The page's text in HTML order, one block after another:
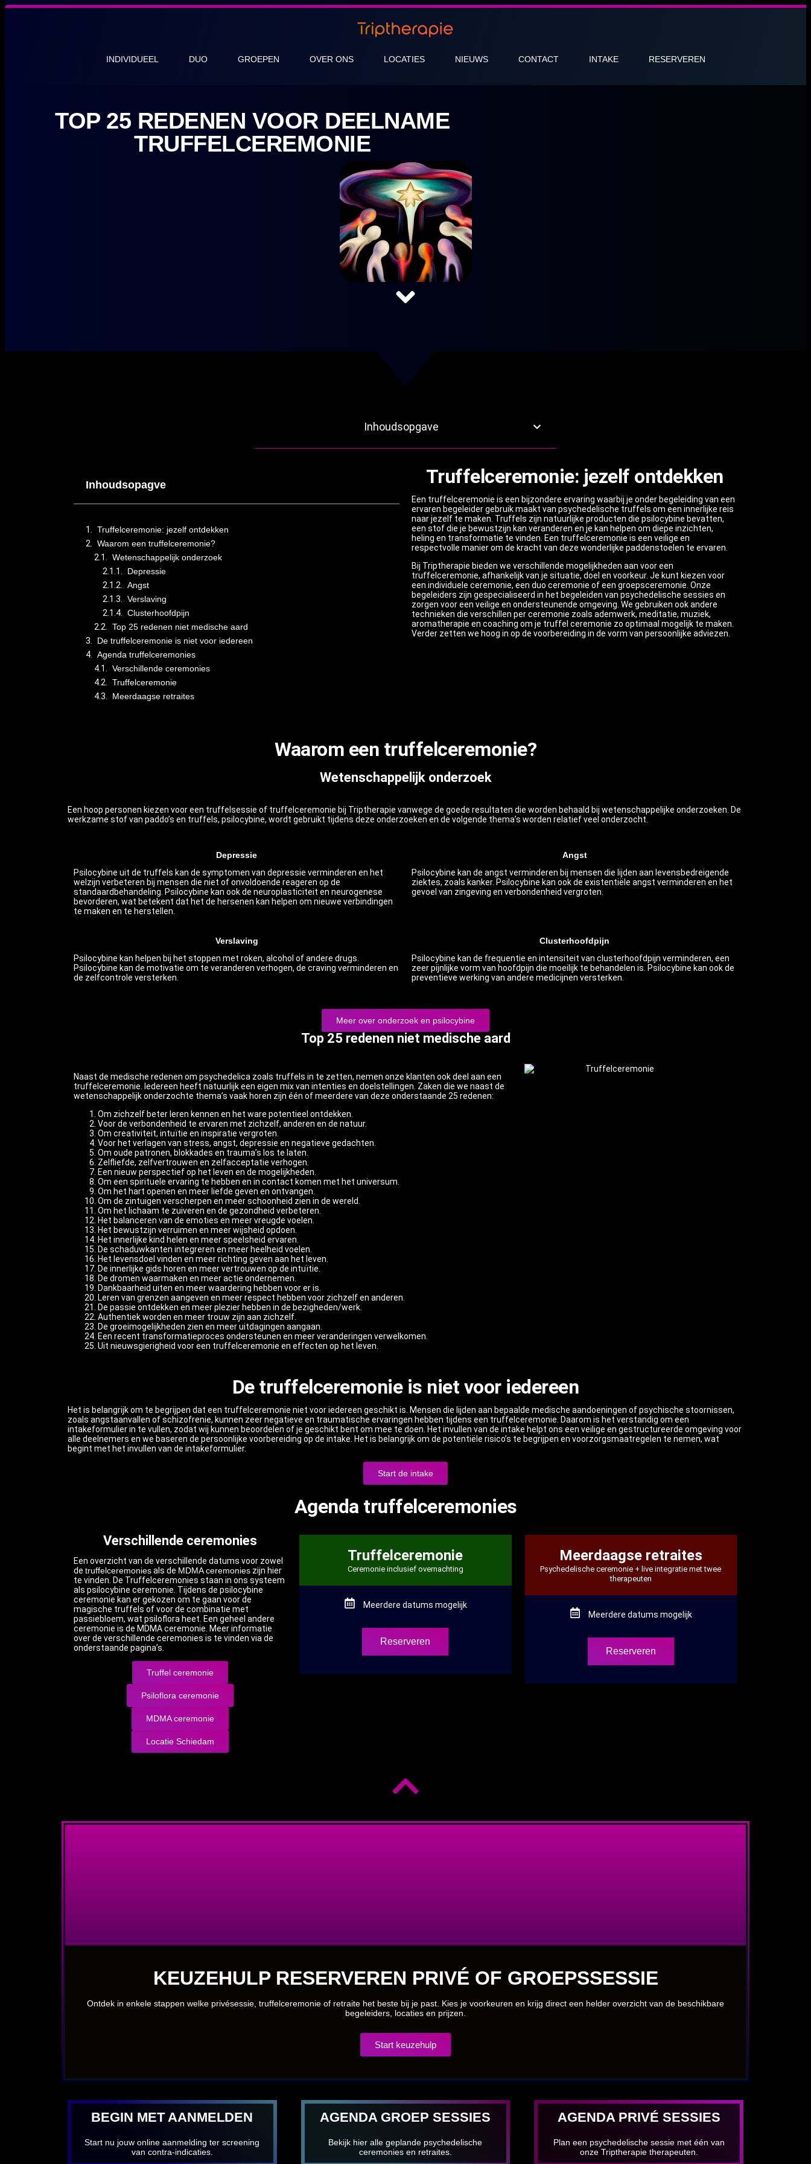
INDIVIDUEEL DUO GROEPEN OVER ONS LOCATIES NIEUWS CONTACT INTAKE RESERVEREN
TOP 25 REDENEN VOOR DEELNAME
TRUFFELCEREMONIE
Inhoudsopgave
Inhoudsopagve
Truffelceremonie: jezelf ontdekken
Waarom een truffelceremonie?
Wetenschappelijk onderzoek
Depressie
Angst
Verslaving
Clusterhoofdpijn
Top 25 redenen niet medische aard
De truffelceremonie is niet voor iedereen
Agenda truffelceremonies
Verschillende ceremonies
Truffelceremonie
Meerdaagse retraites
Truffelceremonie: jezelf ontdekken
Een truffelceremonie is een bijzondere ervaring waarbij je onder begeleiding van een
ervaren begeleider gebruik maakt van psychedelische truffels om een innerlijke reis
naar jezelf te maken. Truffels zijn natuurlijke producten die psilocybine bevatten,
een stof die je bewustzijn kan veranderen en je kan helpen om diepe inzichten,
heling en transformatie te vinden. Een truffelceremonie is een veilige en
respectvolle manier om de kracht van deze wonderlijke paddenstoelen te ervaren.
Bij Triptherapie bieden we verschillende mogelijkheden aan voor een
truffelceremonie, afhankelijk van je situatie, doel en voorkeur. Je kunt kiezen voor
een individuele ceremonie, een duo ceremonie of een groepsceremonie. Onze
begeleiders zijn gespecialiseerd in het begeleiden van psychedelische sessies en
zorgen voor een veilige en ondersteunende omgeving. We gebruiken ook andere
technieken die verschillen per ceremonie zoals ademwerk, meditatie, muziek,
aromatherapie en coaching om je truffel ceremonie zo optimaal mogelijk te maken.
Verder zetten we hoog in op de voorbereiding in de vorm van persoonlijke adviezen.
Waarom een truffelceremonie?
Wetenschappelijk onderzoek
Een hoop personen kiezen voor een truffelsessie of truffelceremonie bij Triptherapie vanwege de goede resultaten die worden behaald bij wetenschappelijke onderzoeken. De
werkzame stof van paddo’s en truffels, psilocybine, wordt gebruikt tijdens deze onderzoeken en de volgende thema’s worden relatief veel onderzocht.
Depressie
Psilocybine uit de truffels kan de symptomen van depressie verminderen en het
welzijn verbeteren bij mensen die niet of onvoldoende reageren op de
standaardbehandeling. Psilocybine kan ook de neuroplasticiteit en neurogenese
bevorderen, wat betekent dat het de hersenen kan helpen om nieuwe verbindingen
te maken en te herstellen.
Angst
Psilocybine kan de angst verminderen bij mensen die lijden aan levensbedreigende
ziektes, zoals kanker. Psilocybine kan ook de existentiële angst verminderen en het
gevoel van zingeving en verbondenheid vergroten.
Verslaving
Psilocybine kan helpen bij het stoppen met roken, alcohol of andere drugs.
Psilocybine kan de motivatie om te veranderen verhogen, de craving verminderen en
de zelfcontrole versterken.
Clusterhoofdpijn
Psilocybine kan de frequentie en intensiteit van clusterhoofdpijn verminderen, een
zeer pijnlijke vorm van hoofdpijn die moeilijk te behandelen is. Psilocybine kan ook de
preventieve werking van andere medicijnen versterken.
Meer over onderzoek en psilocybine
Top 25 redenen niet medische aard
Naast de medische redenen om psychedelica zoals truffels in te zetten, nemen onze klanten ook deel aan een
truffelceremonie. Iedereen heeft natuurlijk een eigen mix van intenties en doelstellingen. Zaken die we naast de
wetenschappelijk onderzochte thema’s vaak horen zijn één of meerdere van deze onderstaande 25 redenen:
Om zichzelf beter leren kennen en het ware potentieel ontdekken.
Voor de verbondenheid te ervaren met zichzelf, anderen en de natuur.
Om creativiteit, intuïtie en inspiratie vergroten.
Voor het verlagen van stress, angst, depressie en negatieve gedachten.
Om oude patronen, blokkades en trauma’s los te laten.
Zelfliefde, zelfvertrouwen en zelfacceptatie verhogen.
Een nieuw perspectief op het leven en de mogelijkheden.
Om een spirituele ervaring te hebben en in contact komen met het universum.
Om het hart openen en meer liefde geven en ontvangen.
Om de zintuigen verscherpen en meer schoonheid zien in de wereld.
Om het lichaam te zuiveren en de gezondheid verbeteren.
Het balanceren van de emoties en meer vreugde voelen.
Het bewustzijn verruimen en meer wijsheid opdoen.
Het innerlijke kind helen en meer speelsheid ervaren.
De schaduwkanten integreren en meer heelheid voelen.
Het levensdoel vinden en meer richting geven aan het leven.
De innerlijke gids horen en meer vertrouwen op de intuïtie.
De dromen waarmaken en meer actie ondernemen.
Dankbaarheid uiten en meer waardering hebben voor er is.
Leren van grenzen aangeven en meer respect hebben voor zichzelf en anderen.
De passie ontdekken en meer plezier hebben in de bezigheden/werk.
Authentiek worden en meer trouw zijn aan zichzelf.
De groeimogelijkheden zien en meer uitdagingen aangaan.
Een recent transformatieproces ondersteunen en meer veranderingen verwelkomen.
Uit nieuwsgierigheid voor een truffelceremonie en effecten op het leven.
De truffelceremonie is niet voor iedereen
Het is belangrijk om te begrijpen dat een truffelceremonie niet voor iedereen geschikt is. Mensen die lijden aan bepaalde medische aandoeningen of psychische stoornissen,
zoals angstaanvallen of schizofrenie, kunnen zeer negatieve en traumatische ervaringen hebben tijdens een truffelceremonie. Daarom is het verstandig om een
intakeformulier in te vullen, zodat wij kunnen beoordelen of je geschikt bent om mee te doen. Het invullen van de intake helpt ons een veilige en gestructureerde omgeving voor
alle deelnemers en we baseren de persoonlijke voorbereiding op de intake. Het is belangrijk om de potentiële risico’s te begrijpen en voorzorgsmaatregelen te nemen, wat
begint met het invullen van de intakeformulier.
Start de intake
Agenda truffelceremonies
Verschillende ceremonies
Een overzicht van de verschillende datums voor zowel
de truffelceremoniesals de MDMA ceremonies zijn hier
te vinden. De Truffelceremonies staan in ons systeem
als psilocybine ceremonie. Tijdens de psilocybine
ceremonie kan er gekozen om te gaan voor de
magische truffels of voor de combinatie met
passiebloem, wat psiloflora heet. Een geheel andere
ceremonie is de MDMA ceremonie. Meer informatie
over de verschillende ceremonies is te vinden via de
onderstaande pagina’s.
Truffel ceremonie
Psiloflora ceremonie
MDMA ceremonie
Locatie Schiedam
Truffelceremonie
Ceremonie inclusief overnachting
Meerdere datums mogelijk
Reserveren
Meerdaagse retraites
Psychedelische ceremonie + live integratie met twee
therapeuten
Meerdere datums mogelijk
Reserveren
KEUZEHULP RESERVEREN PRIVÉ OF GROEPSSESSIE
Ontdek in enkele stappen welke privésessie, truffelceremonie of retraite het beste bij je past. Kies je voorkeuren en krijg direct een helder overzicht van de beschikbare
begeleiders, locaties en prijzen.
Start keuzehulp
BEGIN MET AANMELDEN
Start nu jouw online aanmelding ter screening
van contra-indicaties.
AGENDA GROEP SESSIES
Bekijk hier alle geplande psychedelische
ceremonies en retraites.
AGENDA PRIVÉ SESSIES
Plan een psychedelische sessie met één van
onze Triptherapie therapeuten.